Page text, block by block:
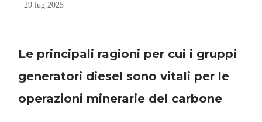
29 lug 2025
Le principali ragioni per cui i gruppi
generatori diesel sono vitali per le
operazioni minerarie del carbone